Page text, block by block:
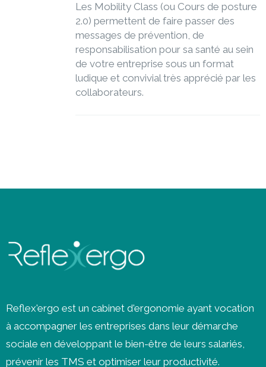
Les Mobility Class (ou Cours de posture
2.0) permettent de faire passer des
messages de prévention, de
responsabilisation pour sa santé au sein
de votre entreprise sous un format
ludique et convivial très apprécié par les
collaborateurs.
Reflex'ergo est un cabinet d'ergonomie ayant vocation
à accompagner les entreprises dans leur démarche
sociale en développant le bien-être de leurs salariés,
prévenir les TMS et optimiser leur productivité.